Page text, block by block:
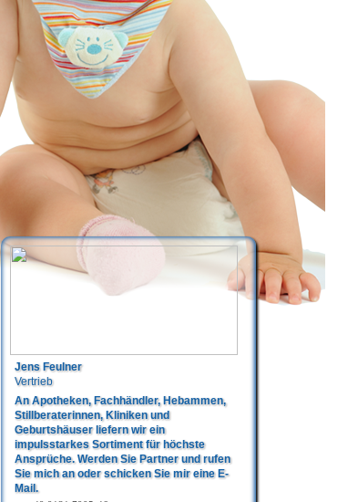
Jens Feulner
Vertrieb
An Apotheken, Fachhändler, Hebammen,
Stillberaterinnen, Kliniken und
Geburtshäuser liefern wir ein
impulsstarkes Sortiment für höchste
Ansprüche. Werden Sie Partner und rufen
Sie mich an oder schicken Sie mir eine E-
Mail.